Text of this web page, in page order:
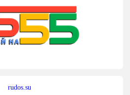
rudos.su